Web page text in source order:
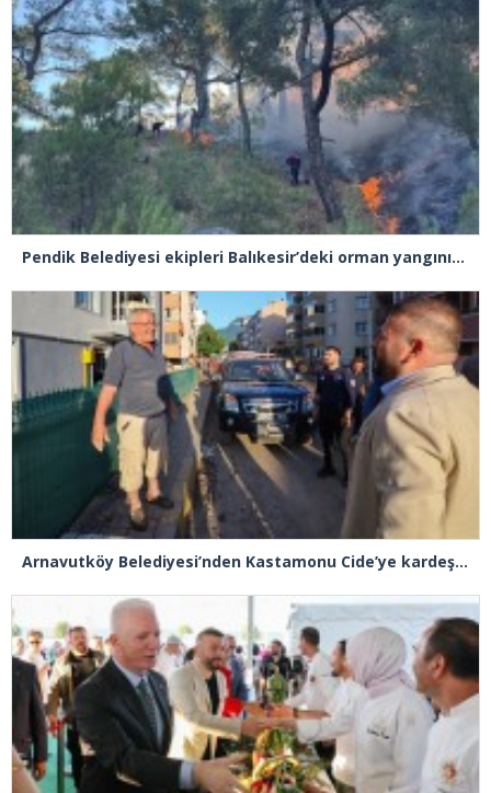
Pendik Belediyesi ekipleri Balıkesir’deki orman yangınına müdahale ediyor
Arnavutköy Belediyesi’nden Kastamonu Cide’ye kardeşlik eli